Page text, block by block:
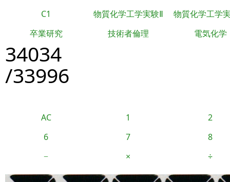
C1 物質化学工学実験Ⅱ
物質化学工学
卒業研究
技術者倫理 電気化学
34034
/33996
AC 1
2
6
7
8
−
× ÷